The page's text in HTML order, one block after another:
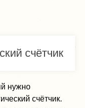
счётчик
нужно
счётчик.